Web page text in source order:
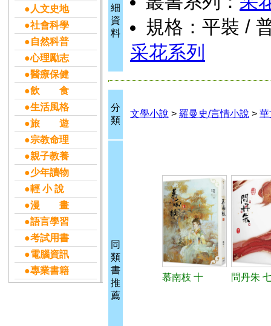
●人文史地
●社會科學
●自然科普
●心理勵志
●醫療保健
●飲 食
●生活風格
●旅 遊
●宗教命理
●親子教養
●少年讀物
●輕 小 說
●漫 畫
●語言學習
●考試用書
●電腦資訊
●專業書籍
細
資
料
規格：平裝 /
采花系列
分
類
文學小說 > 羅曼史/言情小說 > 華
同
類
書
推
薦
慕南枝 十 問丹朱